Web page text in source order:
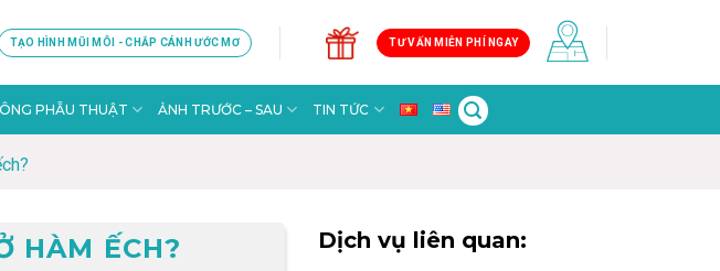
TẠO HÌNH MŨI MÔI - CHẮP CÁNH ƯỚC MƠ TƯ VẤN MIỄN PHÍ NGAY
PHẪU THUẬT ẢNH TRƯỚC – SAU TIN TỨC
HÀM ẾCH? Dịch vụ liên quan: